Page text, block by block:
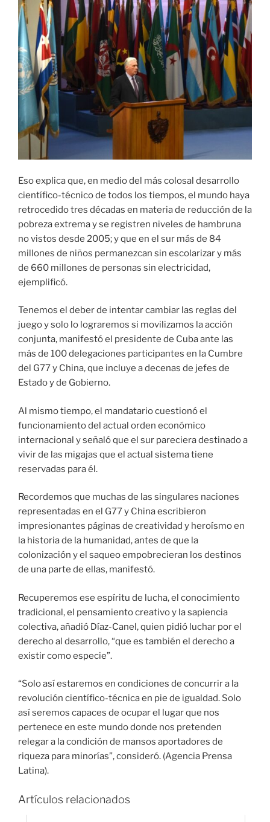
Eso explica que, en medio del más colosal desarrollo
científico-técnico de todos los tiempos, el mundo haya
retrocedido tres décadas en materia de reducción de la
pobreza extrema y se registren niveles de hambruna
no vistos desde 2005; y que en el sur más de 84
millones de niños permanezcan sin escolarizar y más
de 660 millones de personas sin electricidad,
ejemplificó.
Tenemos el deber de intentar cambiar las reglas del
juego y solo lo lograremos si movilizamos la acción
conjunta, manifestó el presidente de Cuba ante las
más de 100 delegaciones participantes en la Cumbre
del G77 y China, que incluye a decenas de jefes de
Estado y de Gobierno.
Al mismo tiempo, el mandatario cuestionó el
funcionamiento del actual orden económico
internacional y señaló que el sur pareciera destinado a
vivir de las migajas que el actual sistema tiene
reservadas para él.
Recordemos que muchas de las singulares naciones
representadas en el G77 y China escribieron
impresionantes páginas de creatividad y heroísmo en
la historia de la humanidad, antes de que la
colonización y el saqueo empobrecieran los destinos
de una parte de ellas, manifestó.
Recuperemos ese espíritu de lucha, el conocimiento
tradicional, el pensamiento creativo y la sapiencia
colectiva, añadió Díaz-Canel, quien pidió luchar por el
derecho al desarrollo, “que es también el derecho a
existir como especie”.
“Solo así estaremos en condiciones de concurrir a la
revolución científico-técnica en pie de igualdad. Solo
así seremos capaces de ocupar el lugar que nos
pertenece en este mundo donde nos pretenden
relegar a la condición de mansos aportadores de
riqueza para minorías”, consideró. (Agencia Prensa
Latina).
Artículos relacionados